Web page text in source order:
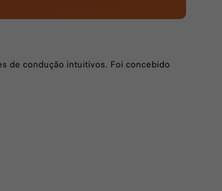
de condução intuitivos. Foi concebido